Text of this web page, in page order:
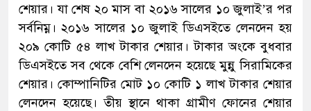
শেয়ার। যা শেষ ২০ মাস বা ২০১৬ সালের ১০ জুলাই’র পর
সর্বনিম্ন। ২০১৬ সালের ১০ জুলাই ডিএসইতে লেনদেন হয়
২০৯ কোটি ৫৪ লাখ টাকার শেয়ার। টাকার অংকে বুধবার
ডিএসইতে সব থেকে বেশি লেনদেন হয়েছে মুন্নু সিরামিকের
শেয়ার। কোম্পানিটির মোট ১০ কোটি ১ লাখ টাকার শেয়ার
লেনদেন হয়েছে। তীয় স্থানে থাকা গ্রামীণ ফোনের শেয়ার